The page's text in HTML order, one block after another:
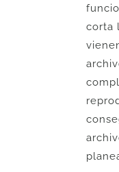
corta